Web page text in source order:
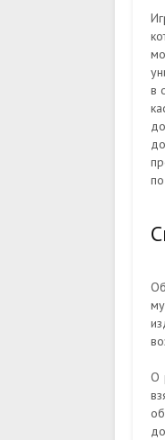
в
О